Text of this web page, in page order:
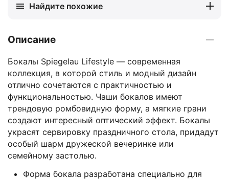
Найдите похожие
Описание
Бокалы Spiegelau Lifestyle — современная
коллекция, в которой стиль и модный дизайн
отлично сочетаются с практичностью и
функциональностью. Чаши бокалов имеют
трендовую ромбовидную форму, а мягкие грани
создают интересный оптический эффект. Бокалы
украсят сервировку праздничного стола, придадут
особый шарм дружеской вечеринке или
семейному застолью.
Форма бокала разработана специально для